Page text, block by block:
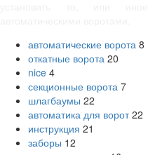
автоматические ворота 8
откатные ворота 20
nice 4
секционные ворота 7
шлагбаумы 22
автоматика для ворот 22
инструкция 21
заборы 12